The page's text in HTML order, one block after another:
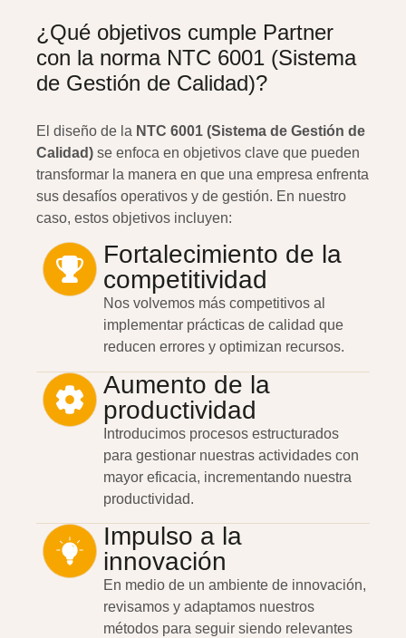
¿Qué objetivos cumple Partner
con la norma NTC 6001 (Sistema
de Gestión de Calidad)?
El diseño de la NTC 6001 (Sistema de Gestión de
Calidad) se enfoca en objetivos clave que pueden
transformar la manera en que una empresa enfrenta
sus desafíos operativos y de gestión. En nuestro
caso, estos objetivos incluyen:
Fortalecimiento de la
competitividad
Nos volvemos más competitivos al
implementar prácticas de calidad que
reducen errores y optimizan recursos.
Aumento de la
productividad
Introducimos procesos estructurados
para gestionar nuestras actividades con
mayor eficacia, incrementando nuestra
productividad.
Impulso a la
innovación
En medio de un ambiente de innovación,
revisamos y adaptamos nuestros
métodos para seguir siendo relevantes